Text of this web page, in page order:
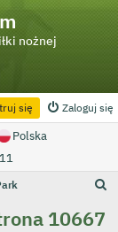
nożnej
Zaloguj się
się
Polska
10667